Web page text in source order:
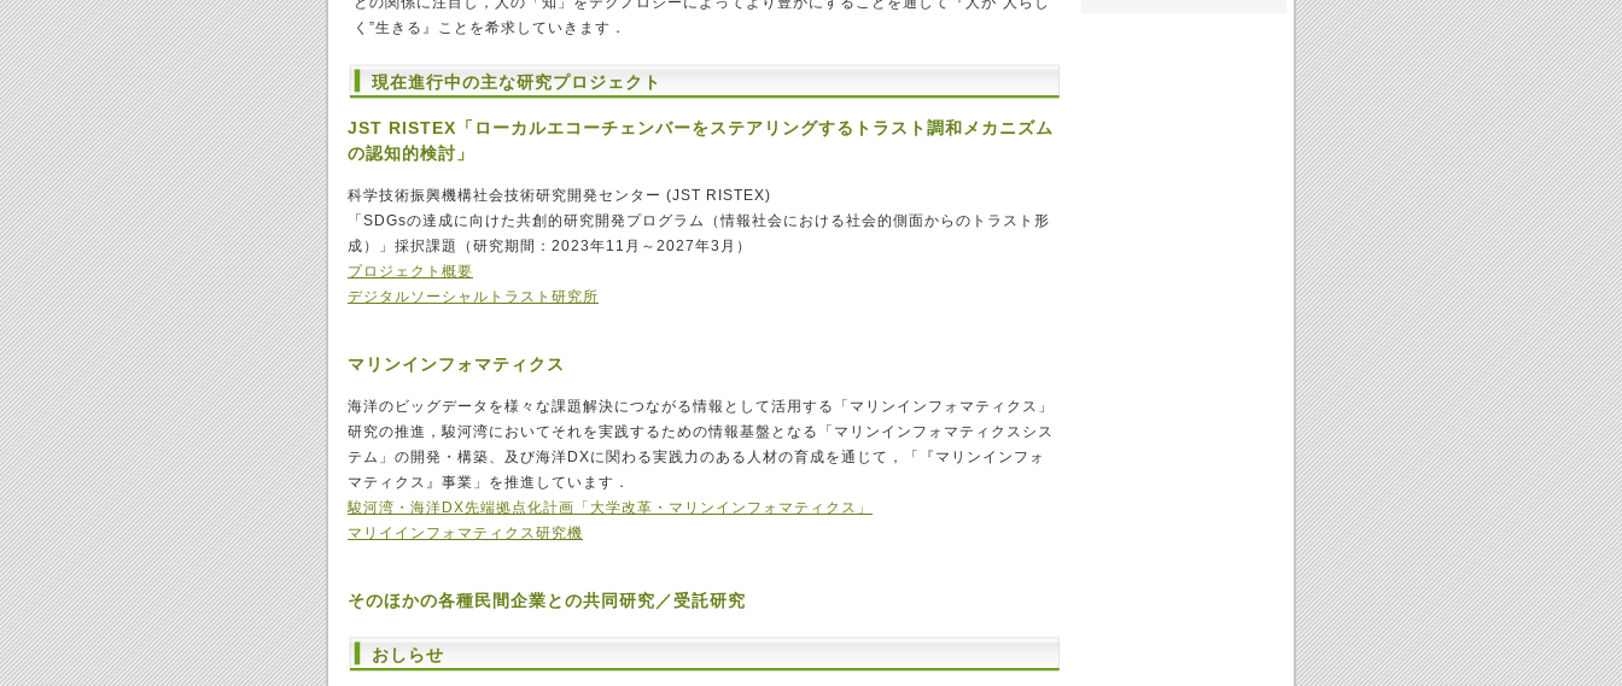
く”生きる』ことを希求していきます．
現在進行中の主な研究プロジェクト
JST RISTEX「ローカルエコーチェンバーをステアリングするトラスト調和メカニズム
の認知的検討」
科学技術振興機構社会技術研究開発センター (JST RISTEX)
「SDGsの達成に向けた共創的研究開発プログラム（情報社会における社会的側面からのトラスト形
成）」採択課題（研究期間：2023年11月～2027年3月）
プロジェクト概要
デジタルソーシャルトラスト研究所
マリンインフォマティクス
海洋のビッグデータを様々な課題解決につながる情報として活用する「マリンインフォマティクス」
研究の推進，駿河湾においてそれを実践するための情報基盤となる「マリンインフォマティクスシス
テム」の開発・構築、及び海洋DXに関わる実践力のある人材の育成を通じて，「『マリンインフォ
マティクス』事業」を推進しています．
駿河湾・海洋DX先端拠点化計画「大学改革・マリンインフォマティクス」
マリイインフォマティクス研究機
そのほかの各種民間企業との共同研究／受託研究
おしらせ